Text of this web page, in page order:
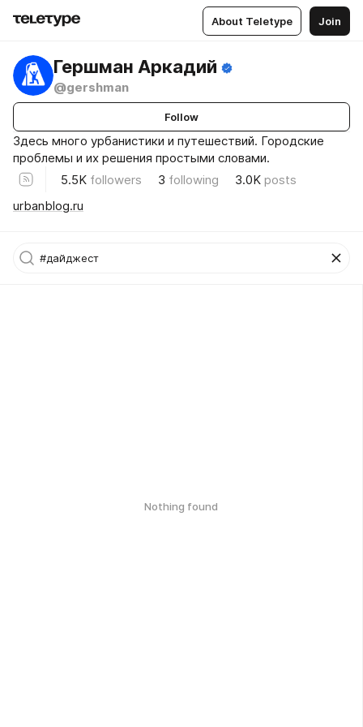
About Teletype Join
Гершман Аркадий
@gershman
Follow
Здесь много урбанистики и путешествий. Городские
проблемы и их решения простыми словами.
5.5K followers 3 following 3.0K posts
urbanblog.ru
Nothing found